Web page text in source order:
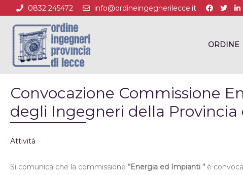
0832 245472 info@ordineingegnerilecce.it
ORDINE
Convocazione Commissione
degli Ingegneri della Provincia
Attività
Si comunica che la commissione “Energia ed Impianti “ è